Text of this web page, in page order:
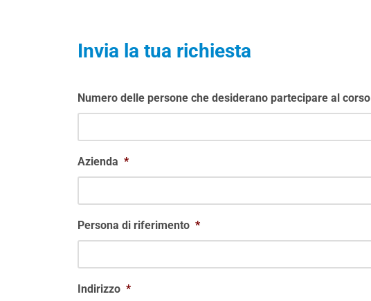
Invia la tua richiesta
Numero delle persone che desiderano partecipare al corso
Azienda *
Persona di riferimento *
Indirizzo *